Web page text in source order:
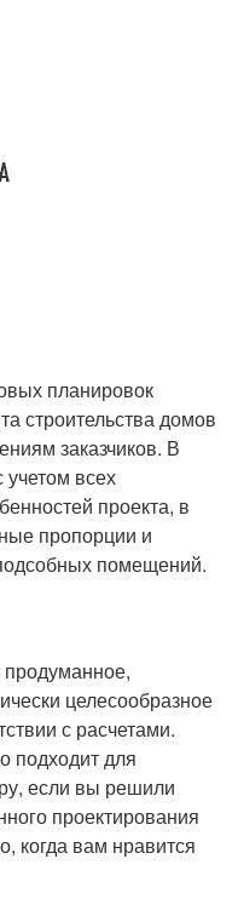
планировок
строительства домов
заказчиков. В
учетом всех
проекта, в
пропорции и
помещений.
продуманное,
целесообразное
с расчетами.
подходит для
если вы решили
проектирования
когда вам нравится